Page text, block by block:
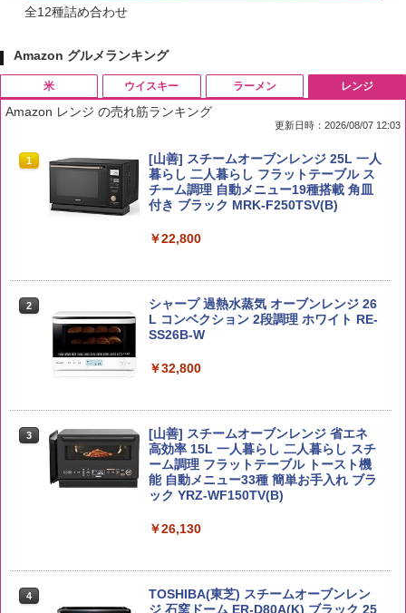
全12種詰め合わせ
Amazon グルメランキング
米
1 by Amazon 国産ブレンド米 精米 5kg
￥2,650
5kg 長野県産 令和7年産
￥3,980
by Amazon あきたこまちブレンド 無洗
米 5kg
￥3,396
￥3,274
ウイスキー
1
ブラックニッカ ニッカ Nikka ウィスキ
ー4000ml ブラックニッカクリア ウヰス
キー 【日本 アサヒ ウィスキー】 大容量
お得 4リットル
￥4,356
2
角瓶 2700ml サントリー ウイスキー ハ
イボール 大容量
3
角ハイボール 350ml×24本 サントリー ウ
イスキー ハイボール 缶
￥4,939
容量 4リットル
￥4,345
ラーメン
1
チキンラーメン どんぶり 85g×12個 日清
食品 インスタント カップ麺
￥1,939
麺 小腹 インスタント アウトドアにも ロ
ーリングストック 大人買い おやつカン
パニー
￥1,451
3
カップヌードル レギュラー 日清食品 カ
ップ麺 78g×20個
￥3,475
らに塩分控えめ 78g×12個
レンジ
Amazon レンジ の売れ筋ランキング
更新日時：2026/08/07 12:03
1
[山善] スチームオーブンレンジ 25L 一人
暮らし 二人暮らし フラットテーブル ス
チーム調理 自動メニュー19種搭載 角皿
付き ブラック MRK-F250TSV(B)
￥22,800
2
シャープ 過熱水蒸気 オーブンレンジ 26
L コンベクション 2段調理 ホワイト RE-
SS26B-W
￥32,800
3
[山善] スチームオーブンレンジ 省エネ
高効率 15L 一人暮らし 二人暮らし スチ
ーム調理 フラットテーブル トースト機
能 自動メニュー33種 簡単お手入れ ブラ
ック YRZ-WF150TV(B)
￥26,130
4
TOSHIBA(東芝) スチームオーブンレン
ジ 石窯ドーム ER-D80A(K) ブラック 25